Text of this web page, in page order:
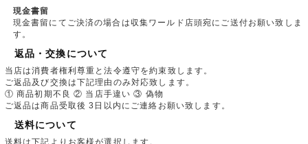
現金書留
現金書留にてご決済の場合は収集ワールド店頭宛にご送付お願い致しま
す。
返品・交換について
当店は消費者権利尊重と法令遵守を約束致します。
ご返品及び交換は下記理由のみ対応致します。
① 商品初期不良 ② 当店手違い ③ 偽物
ご返品は商品受取後 3日以内にご連絡お願い致します。
送料について
送料は下記よりお客様が選択します。